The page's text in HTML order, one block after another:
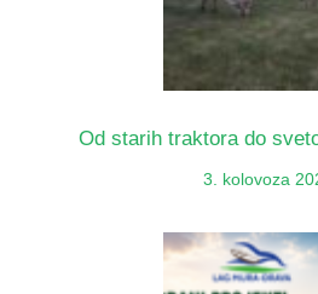
Od starih traktora do
3. kolovoza